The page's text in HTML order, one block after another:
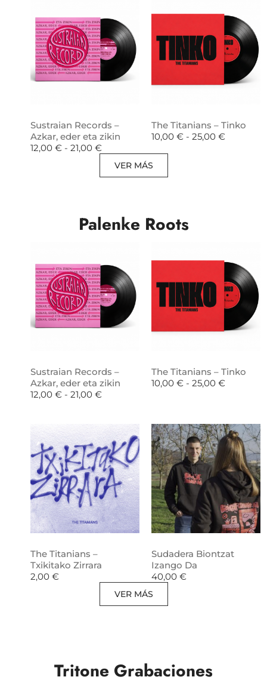
Sustraian Records –
Azkar, eder eta zikin
12,00 € - 21,00 €
The Titanians – Tinko
10,00 € - 25,00 €
VER MÁS
Palenke Roots
Sustraian Records –
Azkar, eder eta zikin
12,00 € - 21,00 €
The Titanians – Tinko
10,00 € - 25,00 €
The Titanians –
Txikitako Zirrara
2,00 €
Sudadera Biontzat
Izango Da
40,00 €
VER MÁS
Tritone Grabaciones